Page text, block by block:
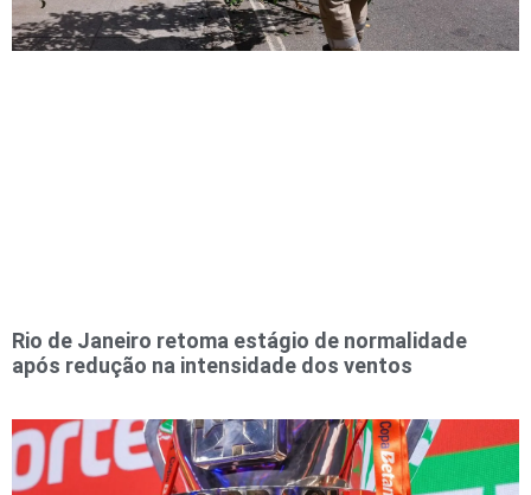
Rio de Janeiro retoma estágio de normalidade
após redução na intensidade dos ventos